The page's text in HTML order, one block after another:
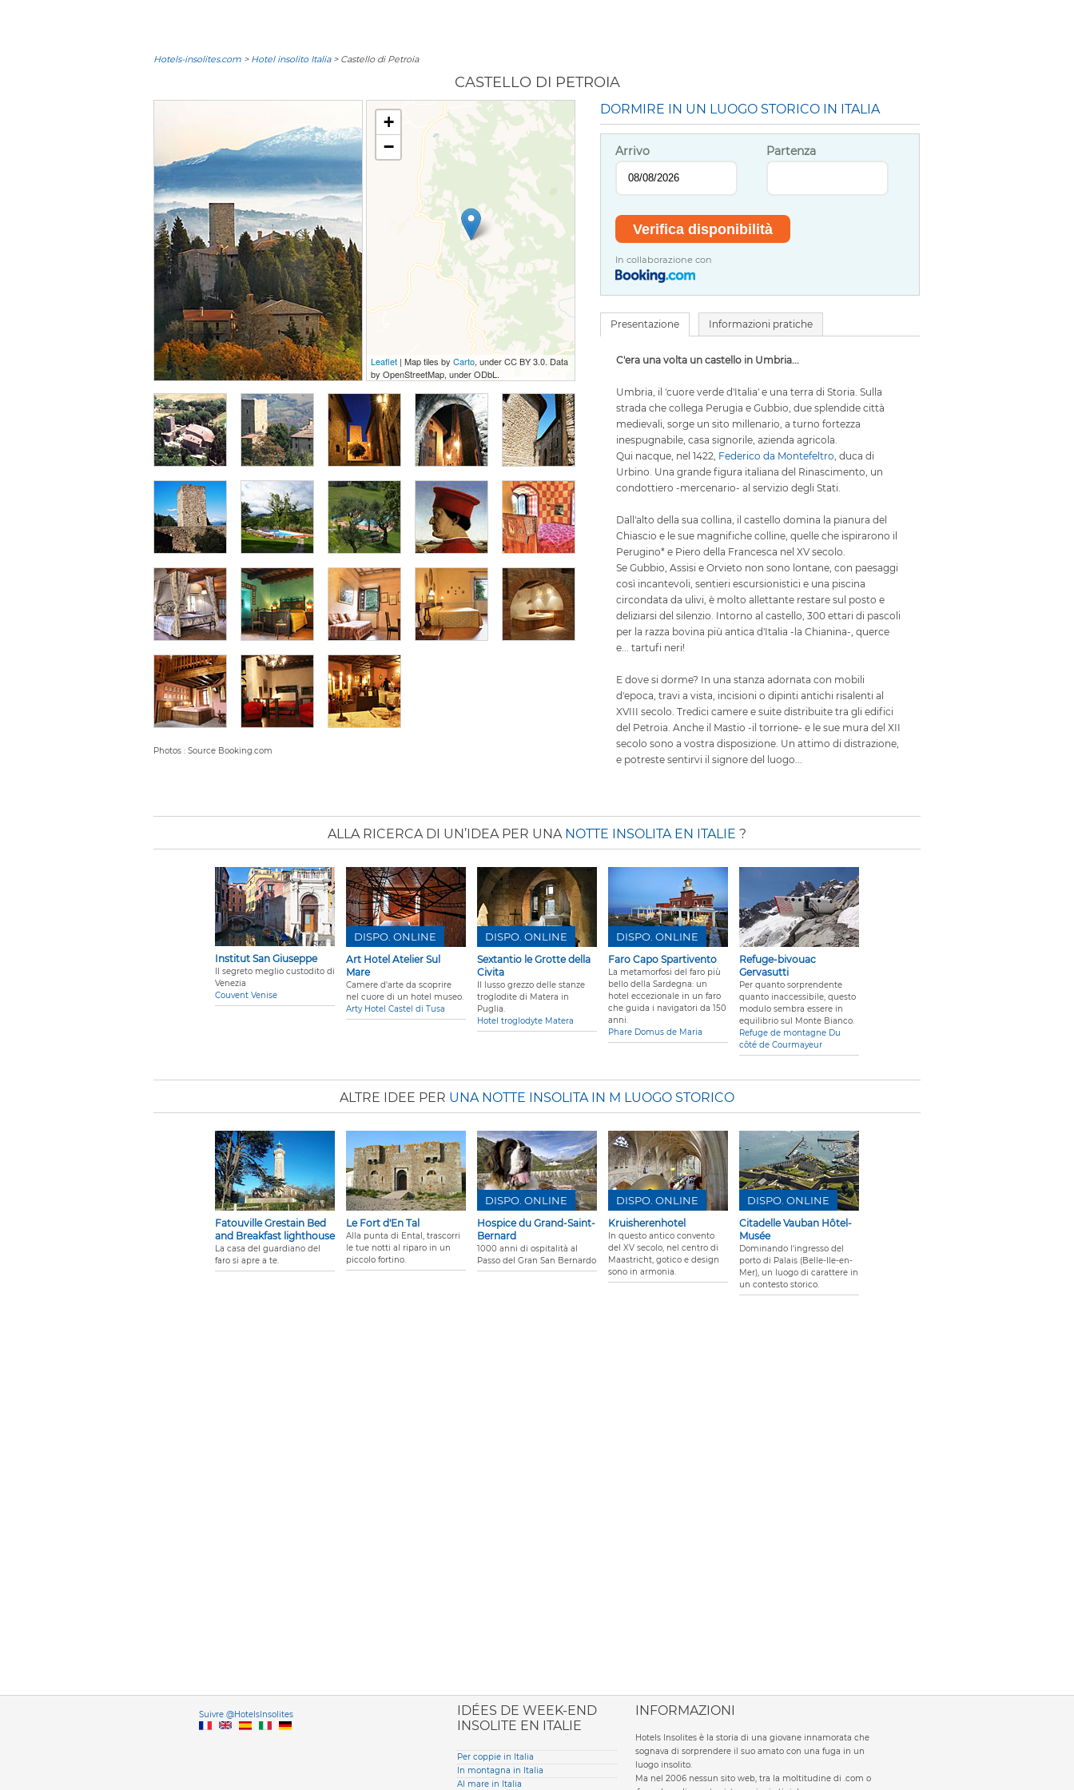
Hotels-insolites.com > Hotel insolito Italia> Castello di Petroia
CASTELLO DI PETROIA
+
−
Leaflet | Map tiles by Carto, under CC BY 3.0. Data
by OpenStreetMap, under ODbL.
Photos : Source Booking.com
DORMIRE IN UN LUOGO STORICO IN ITALIA
Arrivo Partenza
In collaborazione con
Presentazione Informazioni pratiche
C'era una volta un castello in Umbria...
Umbria, il 'cuore verde d'Italia' e una terra di Storia. Sulla
strada che collega Perugia e Gubbio, due splendide città
medievali, sorge un sito millenario, a turno fortezza
inespugnabile, casa signorile, azienda agricola.
Qui nacque, nel 1422, Federico da Montefeltro, duca di
Urbino. Una grande figura italiana del Rinascimento, un
condottiero -mercenario- al servizio degli Stati.
Dall'alto della sua collina, il castello domina la pianura del
Chiascio e le sue magnifiche colline, quelle che ispirarono il
Perugino* e Piero della Francesca nel XV secolo.
Se Gubbio, Assisi e Orvieto non sono lontane, con paesaggi
così incantevoli, sentieri escursionistici e una piscina
circondata da ulivi, è molto allettante restare sul posto e
deliziarsi del silenzio. Intorno al castello, 300 ettari di pascoli
per la razza bovina più antica d'Italia -la Chianina-, querce
e... tartufi neri!
E dove si dorme? In una stanza adornata con mobili
d'epoca, travi a vista, incisioni o dipinti antichi risalenti al
XVIII secolo. Tredici camere e suite distribuite tra gli edifici
del Petroia. Anche il Mastio -il torrione- e le sue mura del XII
secolo sono a vostra disposizione. Un attimo di distrazione,
e potreste sentirvi il signore del luogo...
ALLA RICERCA DI UN’IDEA PER UNA NOTTE INSOLITA EN ITALIE ?
Institut San Giuseppe
Il segreto meglio custodito di
Venezia
Couvent Venise
Art Hotel Atelier Sul
Mare
Camere d'arte da scoprire
nel cuore di un hotel museo.
Arty Hotel Castel di Tusa
DISPO. ONLINE
Sextantio le Grotte della
Civita
Il lusso grezzo delle stanze
troglodite di Matera in
Puglia.
Hotel troglodyte Matera
DISPO. ONLINE
Faro Capo Spartivento
La metamorfosi del faro più
bello della Sardegna: un
hotel eccezionale in un faro
che guida i navigatori da 150
anni.
Phare Domus de Maria
DISPO. ONLINE
Refuge-bivouac
Gervasutti
Per quanto sorprendente
quanto inaccessibile, questo
modulo sembra essere in
equilibrio sul Monte Bianco.
Refuge de montagne Du
côté de Courmayeur
ALTRE IDEE PER UNA NOTTE INSOLITA IN M LUOGO STORICO
Fatouville Grestain Bed
and Breakfast lighthouse
La casa del guardiano del
faro si apre a te.
Le Fort d'En Tal
Alla punta di Ental, trascorri
le tue notti al riparo in un
piccolo fortino.
Hospice du Grand-Saint-
Bernard
1000 anni di ospitalità al
Passo del Gran San Bernardo
DISPO. ONLINE
Kruisherenhotel
In questo antico convento
del XV secolo, nel centro di
Maastricht, gotico e design
sono in armonia.
DISPO. ONLINE
Citadelle Vauban Hôtel-
Musée
Dominando l'ingresso del
porto di Palais (Belle-Ile-en-
Mer), un luogo di carattere in
un contesto storico.
DISPO. ONLINE
Suivre @HotelsInsolitesVersione italiana
IDÉES DE WEEK-END
INSOLITE EN ITALIE
Per coppie in Italia
In montagna in Italia
Al mare in Italia
INFORMAZIONI
Hotels Insolites è la storia di una giovane innamorata che
sognava di sorprendere il suo amato con una fuga in un
luogo insolito.
Ma nel 2006 nessun sito web, tra la moltitudine di .com o